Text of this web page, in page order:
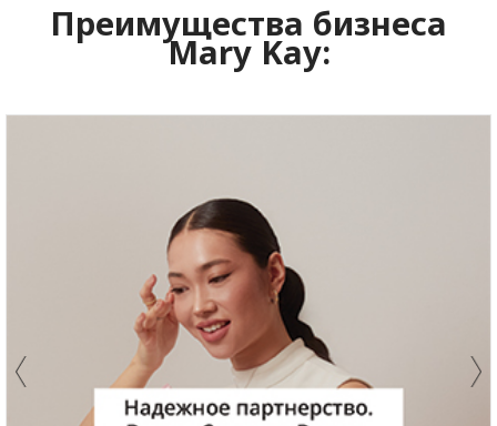
Преимущества бизнеса
Mary Kay: